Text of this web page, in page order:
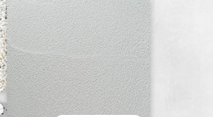
宿泊施設 ビル・マンション
つごつ 宿泊施設 ビル・マンション